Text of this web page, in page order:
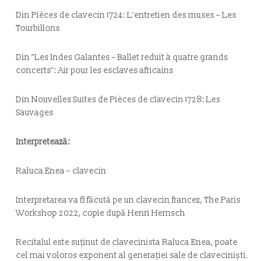
Din Pièces de clavecin 1724: L’entretien des muses – Les
Tourbillons
Din ”Les Indes Galantes – Ballet reduit à quatre grands
concerts”:Air pour les esclaves africains
Din Nouvelles Suites de Pièces de clavecin 1728: Les
Sauvages
Interpretează:
Raluca Enea – clavecin
Interpretarea va fi făcută pe un clavecin francez, The Paris
Workshop 2022, copie după Henri Hemsch
Recitalul este suținut de clavecinista Raluca Enea, poate
cel mai voloros exponent al generației sale de claveciniști.